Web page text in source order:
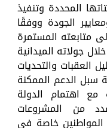
المحددة وتنفيذ
الجودة ووفقًا
متابعته المستمرة
جولاته الميدانية
العقبات والتحديات
سبل الدعم الممكنة
مع اهتمام الدولة
من المشروعات
خاصة في